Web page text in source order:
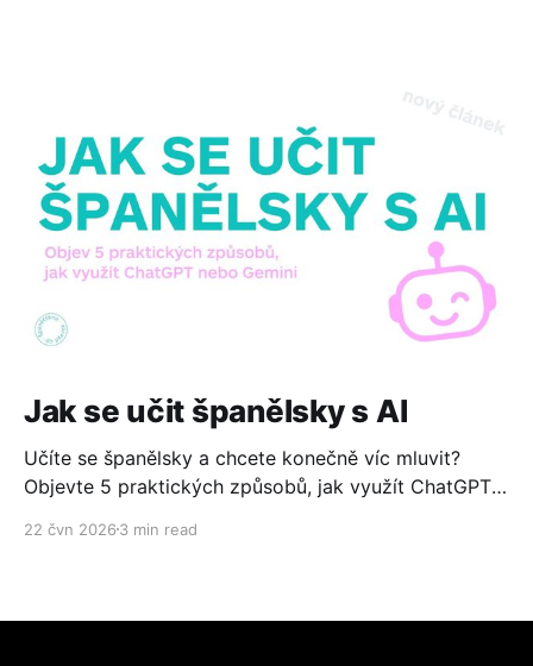
Jak se učit španělsky s AI
Učíte se španělsky a chcete konečně víc mluvit?
Objevte 5 praktických způsobů, jak využít ChatGPT
Zdarma, jednoduše a bez technických znalostí.
22 čvn 2026 3 min read